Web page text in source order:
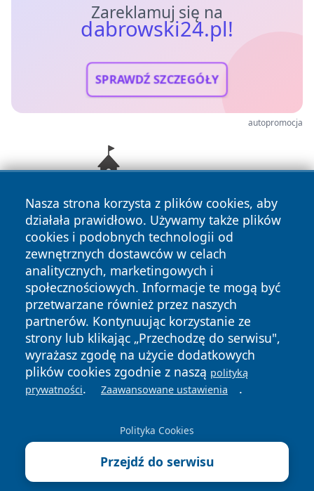
Zareklamuj się na
dabrowski24.pl!
SPRAWDŹ SZCZEGÓŁY
autopromocja
Nasza strona korzysta z plików cookies, aby
działała prawidłowo. Używamy także plików
cookies i podobnych technologii od
zewnętrznych dostawców w celach
analitycznych, marketingowych i
społecznościowych. Informacje te mogą być
przetwarzane również przez naszych
partnerów. Kontynuując korzystanie ze
strony lub klikając „Przechodzę do serwisu",
wyrażasz zgodę na użycie dodatkowych
plików cookies zgodnie z naszą polityką
prywatności. Zaawansowane ustawienia .
Polityka Cookies
Przejdź do serwisu
Copyright © 2026 dabrowski24.pl Wszystkie prawa
zastrzeżone.
News Autorzy
Polityka
Prywatności
Polityka
Cookies